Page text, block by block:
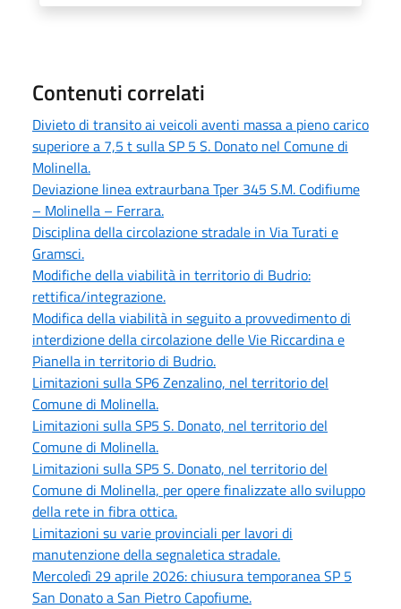
Contenuti correlati
Divieto di transito ai veicoli aventi massa a pieno carico
superiore a 7,5 t sulla SP 5 S. Donato nel Comune di
Molinella.
Deviazione linea extraurbana Tper 345 S.M. Codifiume
– Molinella – Ferrara.
Disciplina della circolazione stradale in Via Turati e
Gramsci.
Modifiche della viabilità in territorio di Budrio:
rettifica/integrazione.
Modifica della viabilità in seguito a provvedimento di
interdizione della circolazione delle Vie Riccardina e
Pianella in territorio di Budrio.
Limitazioni sulla SP6 Zenzalino, nel territorio del
Comune di Molinella.
Limitazioni sulla SP5 S. Donato, nel territorio del
Comune di Molinella.
Limitazioni sulla SP5 S. Donato, nel territorio del
Comune di Molinella, per opere finalizzate allo sviluppo
della rete in fibra ottica.
Limitazioni su varie provinciali per lavori di
manutenzione della segnaletica stradale.
Mercoledì 29 aprile 2026: chiusura temporanea SP 5
San Donato a San Pietro Capofiume.